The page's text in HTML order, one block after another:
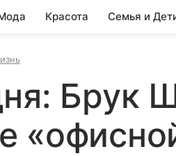
Красота Семья и
Брук